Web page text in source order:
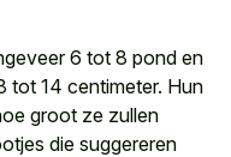
6 tot 8 pond en
tot 14 centimeter. Hun
groot ze zullen
die suggereren